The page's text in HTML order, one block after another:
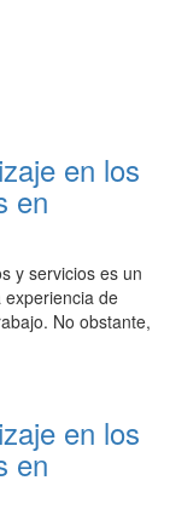
en los
en
y servicios es un
de
No obstante,
en los
en